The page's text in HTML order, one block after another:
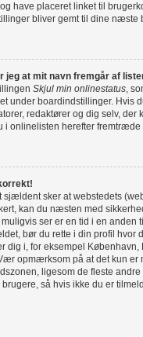
have placeret linket til
bliver gemt til dine næste
jeg at mit navn fremgår af
Skjul min onlinestatus,
under boardindstillinger. Hvis
redaktører og dig selv, der
i onlinelisten herefter fremtræde
sjældent sker at webstedets
kan du næsten med
ser er en tid i en anden
bør du rette i din profil hvor
dig i, for eksempel København,
opmærksom på at det kun er
ligesom de fleste
så hvis ikke du er